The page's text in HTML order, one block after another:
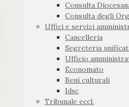
Consulta
Consulta degli
Uffici e servizi
Cancelleria
Segreteria
Ufficio
Economato
Beni culturali
Idsc
Tribunale eccl.